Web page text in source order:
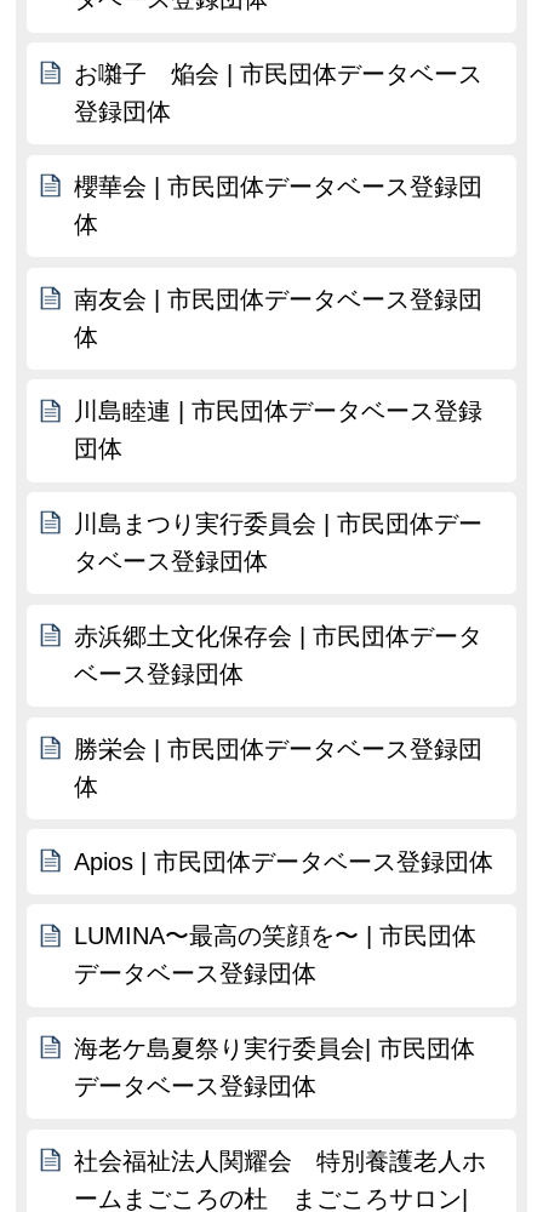
お囃子 焔会 | 市民団体データベース
登録団体
櫻華会 | 市民団体データベース登録団
体
南友会 | 市民団体データベース登録団
体
川島睦連 | 市民団体データベース登録
団体
川島まつり実行委員会 | 市民団体デー
タベース登録団体
赤浜郷土文化保存会 | 市民団体データ
ベース登録団体
勝栄会 | 市民団体データベース登録団
体
Apios | 市民団体データベース登録団体
LUMINA〜最高の笑顔を〜 | 市民団体
データベース登録団体
海老ケ島夏祭り実行委員会| 市民団体
データベース登録団体
社会福祉法人関耀会 特別養護老人ホ
ームまごころの杜 まごころサロン|